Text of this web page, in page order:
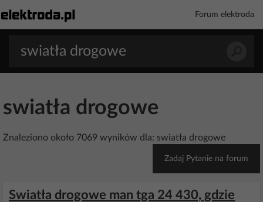
Forum elektroda
swiatła drogowe
Znaleziono około 7069 wyników dla: swiatła drogowe
Zadaj Pytanie na forum
Swiatła drogowe man tga 24 430, gdzie